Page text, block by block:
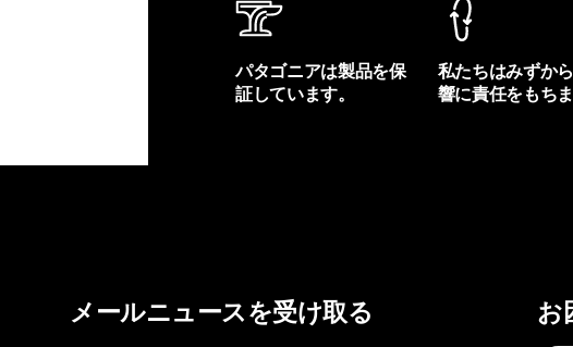
パタゴニアは製品を保
証しています。
私たちはみずか
響に責任をもちま
メールニュースを受け取る お